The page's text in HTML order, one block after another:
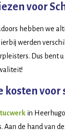
voor
hebben we
werden
Dus bent
kosten voor
in
Aan de hand van